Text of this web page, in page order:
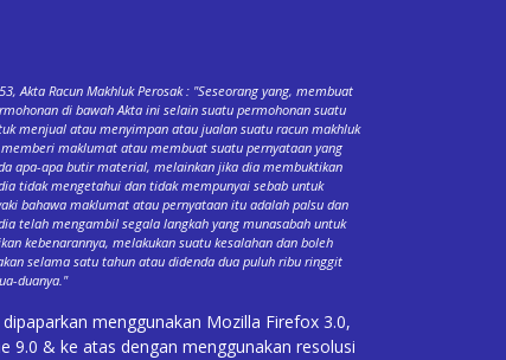
Akta Racun Makhluk Perosak : "Seseorang yang, membuat
di bawah Akta ini selain suatu permohonan suatu
menjual atau menyimpan atau jualan suatu racun makhluk
maklumat atau membuat suatu pernyataan yang
apa-apa butir material, melainkan jika dia membuktikan
tidak mengetahui dan tidak mempunyai sebab untuk
bahawa maklumat atau pernyataan itu adalah palsu dan
telah mengambil segala langkah yang munasabah untuk
kebenarannya, melakukan suatu kesalahan dan boleh
selama satu tahun atau didenda dua puluh ribu ringgit
duanya."
dipaparkan menggunakan Mozilla Firefox 3.0,
9.0 & ke atas dengan menggunakan resolusi